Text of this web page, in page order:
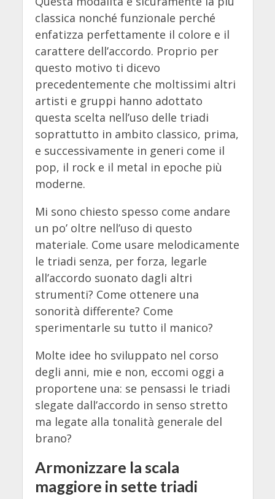
classica nonché funzionale perché
enfatizza perfettamente il colore e il
carattere dell’accordo. Proprio per
questo motivo ti dicevo
precedentemente che moltissimi altri
artisti e gruppi hanno adottato
questa scelta nell’uso delle triadi
soprattutto in ambito classico, prima,
e successivamente in generi come il
pop, il rock e il metal in epoche più
moderne.
Mi sono chiesto spesso come andare
un po’ oltre nell’uso di questo
materiale. Come usare melodicamente
le triadi senza, per forza, legarle
all’accordo suonato dagli altri
strumenti? Come ottenere una
sonorità differente? Come
sperimentarle su tutto il manico?
Molte idee ho sviluppato nel corso
degli anni, mie e non, eccomi oggi a
proportene una: se pensassi le triadi
slegate dall’accordo in senso stretto
ma legate alla tonalità generale del
brano?
Armonizzare la scala
maggiore in sette triadi